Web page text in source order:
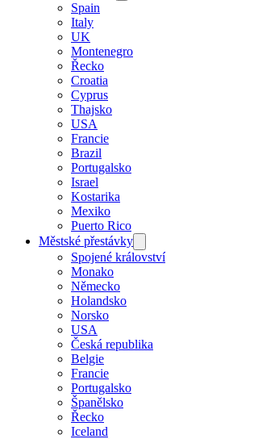
Spain
Italy
UK
Montenegro
Řecko
Croatia
Cyprus
Thajsko
USA
Francie
Brazil
Portugalsko
Israel
Kostarika
Mexiko
Puerto Rico
Městské přestávky
Spojené království
Monako
Německo
Holandsko
Norsko
USA
Česká republika
Belgie
Francie
Portugalsko
Španělsko
Řecko
Iceland